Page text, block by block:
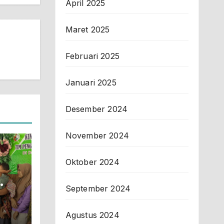
April 2025
Maret 2025
Februari 2025
Januari 2025
Desember 2024
November 2024
Oktober 2024
September 2024
Agustus 2024